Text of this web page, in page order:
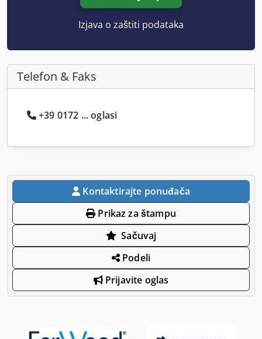
Izjava o zaštiti podataka
Telefon & Faks
+39 0172 ... oglasi
Kontaktirajte ponuđača
Prikaz za štampu
Sačuvaj
Podeli
Prijavite oglas